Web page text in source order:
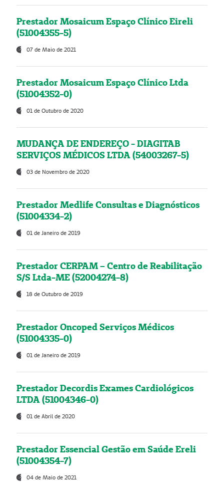
Prestador Mosaicum Espaço Clínico Eireli
(51004355-5)
07 de Maio de 2021
Prestador Mosaicum Espaço Clínico Ltda
(51004352-0)
01 de Outubro de 2020
MUDANÇA DE ENDEREÇO - DIAGITAB
SERVIÇOS MÉDICOS LTDA (54003267-5)
03 de Novembro de 2020
Prestador Medlife Consultas e Diagnósticos
(51004334-2)
01 de Janeiro de 2019
Prestador CERPAM – Centro de Reabilitação
S/S Ltda-ME (52004274-8)
18 de Outubro de 2019
Prestador Oncoped Serviços Médicos
(51004335-0)
01 de Janeiro de 2019
Prestador Decordis Exames Cardiológicos
LTDA (51004346-0)
01 de Abril de 2020
Prestador Essencial Gestão em Saúde Ereli
(51004354-7)
04 de Maio de 2021